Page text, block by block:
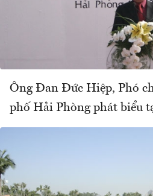
Ông Đan Đức Hiệp, Phó
phố Hải Phòng phát biểu